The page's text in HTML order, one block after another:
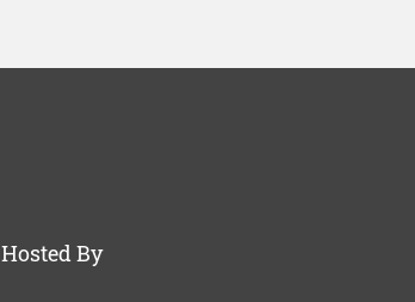
Hosted By